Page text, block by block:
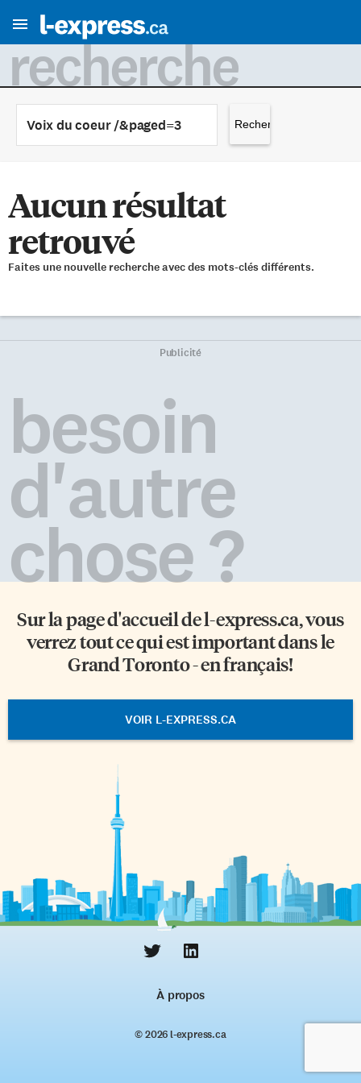
recherche
Aucun résultat
retrouvé
Faites une nouvelle recherche avec des mots-clés différents.
Publicité
besoin
d'autre
chose ?
Sur la page d'accueil del-express.ca, vous
verrez tout ce qui est important dans le
Grand Toronto - en français!
VOIR L-EXPRESS.CA
À propos
© 2026 l‑express.ca